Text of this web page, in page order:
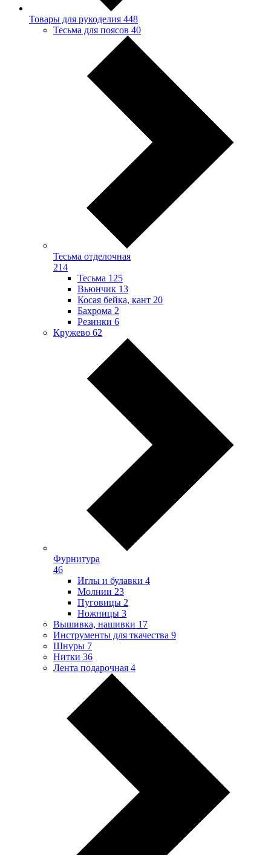
Товары для рукоделия 448
Тесьма для поясов 40
Тесьма отделочная
214
Тесьма 125
Вьюнчик 13
Косая бейка, кант 20
Бахрома 2
Резинки 6
Кружево 62
Фурнитура
46
Иглы и булавки 4
Молнии 23
Пуговицы 2
Ножницы 3
Вышивка, нашивки 17
Инструменты для ткачества 9
Шнуры 7
Нитки 36
Лента подарочная 4